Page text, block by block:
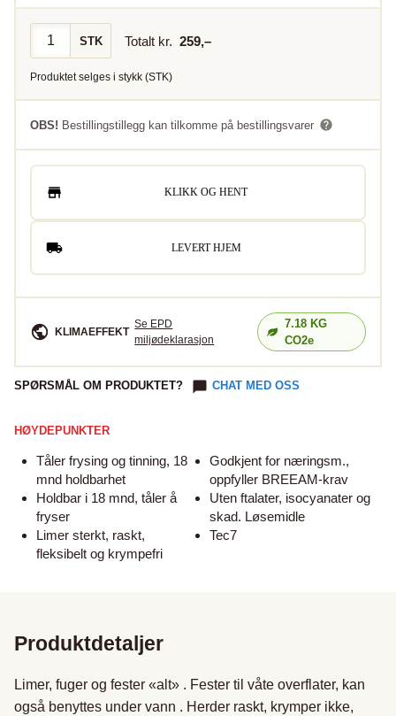
STK Totalt kr. 259,–
Produktet selges i stykk (STK)
OBS! Bestillingstillegg kan tilkomme på bestillingsvarer
KLIKK OG HENT
LEVERT HJEM
KLIMAEFFEKT
Se EPD
miljødeklarasjon
7.18KG
CO2e
SPØRSMÅL OM PRODUKTET? CHAT MED OSS
HØYDEPUNKTER
Tåler frysing og tinning, 18
mnd holdbarhet
Holdbar i 18 mnd, tåler å
fryser
Limer sterkt, raskt,
fleksibelt og krympefri
Godkjent for næringsm.,
oppfyller BREEAM-krav
Uten ftalater, isocyanater og
skad. Løsemidle
Tec7
Produktdetaljer
Limer, fuger og fester «alt» . Fester til våte overflater, kan
også benyttes under vann . Herder raskt, krymper ikke,